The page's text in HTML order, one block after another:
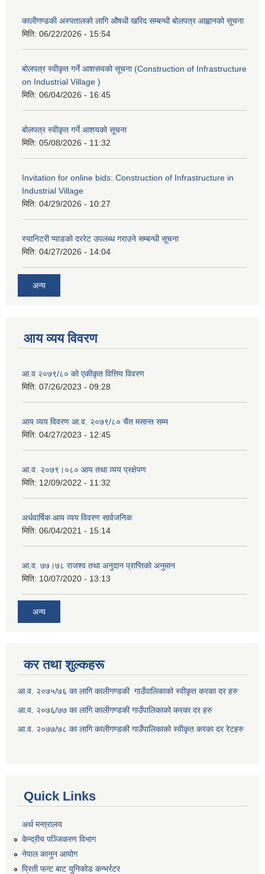
कालीगण्डकी अस्पतालको लागि औषधी खरिद सम्बन्धी बोलपत्र आह्वानको सूचना
मिति: 06/22/2026 - 15:54
बोलपत्र स्वीकृत गर्ने आशसयको सूचना (Construction of Infrastructure
on Industrial Village )
मिति: 06/04/2026 - 16:45
बोलपत्र स्वीकृत गर्ने आशयको सूचना
मिति: 05/08/2026 - 11:32
Invitation for online bids: Construction of Infrastructure in
Industrial Village
मिति: 04/29/2026 - 10:27
स्यानिटरी प्याडको दररेट उपलब्ध गराउने सम्बन्धी सूचना
मिति: 04/27/2026 - 14:04
अन्य
आय व्यय विवरण
आ.व २०७९/८० को एकीकृत वित्तिय विवरण
मिति: 07/26/2023 - 09:28
आय व्यय विवरण आ.व. २०७९/८० चैत मसान्त सम्म
मिति: 04/27/2023 - 12:45
आ.व. २०७९।०८० आय तथा व्यय प्रक्षेपण
मिति: 12/09/2022 - 11:32
अर्धवार्षिक आय व्यय विवरण सार्वजनिक
मिति: 06/04/2021 - 15:14
आ.व. ७७।७८ राजश्व तथा अनुदान प्राप्तिको अनुमान
मिति: 10/07/2020 - 13:13
अन्य
कर तथा शुल्कहरू
आ.व. २०७५/७६ का लागि कालीगण्डकी गाउँपालिकाको स्वीकृत करका दर हरु
आ.व. २०७६/७७ का लागि कालीगण्डकी गाउँपालिकाको करका दर हरु
आ.व. २०७७/७८ का लागि कालीगण्डकी गाउँपालिकाको स्वीकृत करका दर रेटहरु
Quick Links
अर्थ मन्त्रालय
केन्द्रीय पञ्जिकरण विभाग
नेपाल कानुन आयोग
प्रिती फन्ट बाट युनिकोड कन्भर्रटर